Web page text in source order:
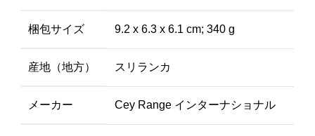
梱包サイズ ‎9.2 x 6.3 x 6.1 cm; 340 g
産地（地方） ‎スリランカ
メーカー ‎Cey Range インターナショナル